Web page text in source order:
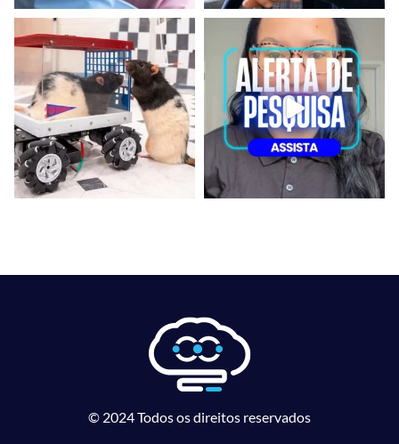
© 2024 Todos os direitos reservados